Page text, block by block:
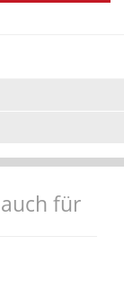
für